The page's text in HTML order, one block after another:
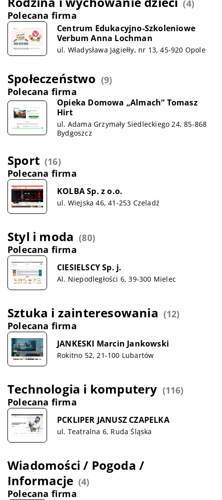
(4)
Polecana firma
Centrum Edukacyjno-Szkoleniowe
Verbum Anna Lochman
ul. Władysława Jagiełły, nr 13, 45-920 Opole
Społeczeństwo (9)
Polecana firma
Opieka Domowa „Almach” Tomasz
Hirt
ul. Adama Grzymały Siedleckiego 24, 85-868
Bydgoszcz
Sport (16)
Polecana firma
KOLBA Sp. z o.o.
ul. Wiejska 46, 41-253 Czeladź
Styl i moda (80)
Polecana firma
CIESIELSCY Sp. j.
Al. Niepodległości 6, 39-300 Mielec
Sztuka i zainteresowania (12)
Polecana firma
JANKESKI Marcin Jankowski
Rokitno 52, 21-100 Lubartów
Technologia i komputery (116)
Polecana firma
PCKLIPER JANUSZ CZAPELKA
ul. Teatralna 6, Ruda Śląska
Wiadomości / Pogoda /
Informacje (4)
Polecana firma